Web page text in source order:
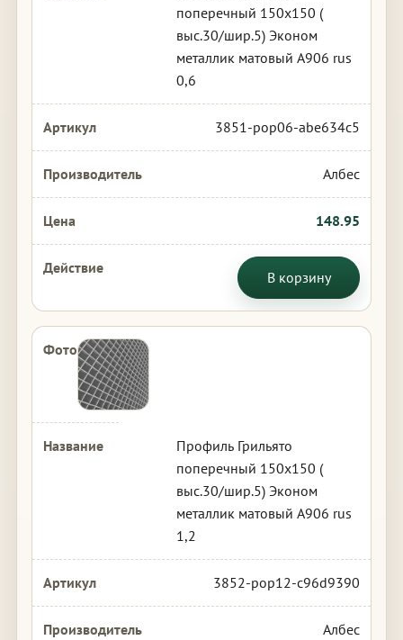
поперечный 150х150 (
выс.30/шир.5) Эконом
металлик матовый А906 rus
0,6
3851-pop06-abe634c5
Албес
148.95
В корзину
Профиль Грильято
поперечный 150х150 (
выс.30/шир.5) Эконом
металлик матовый А906 rus
1,2
3852-pop12-c96d9390
Албес